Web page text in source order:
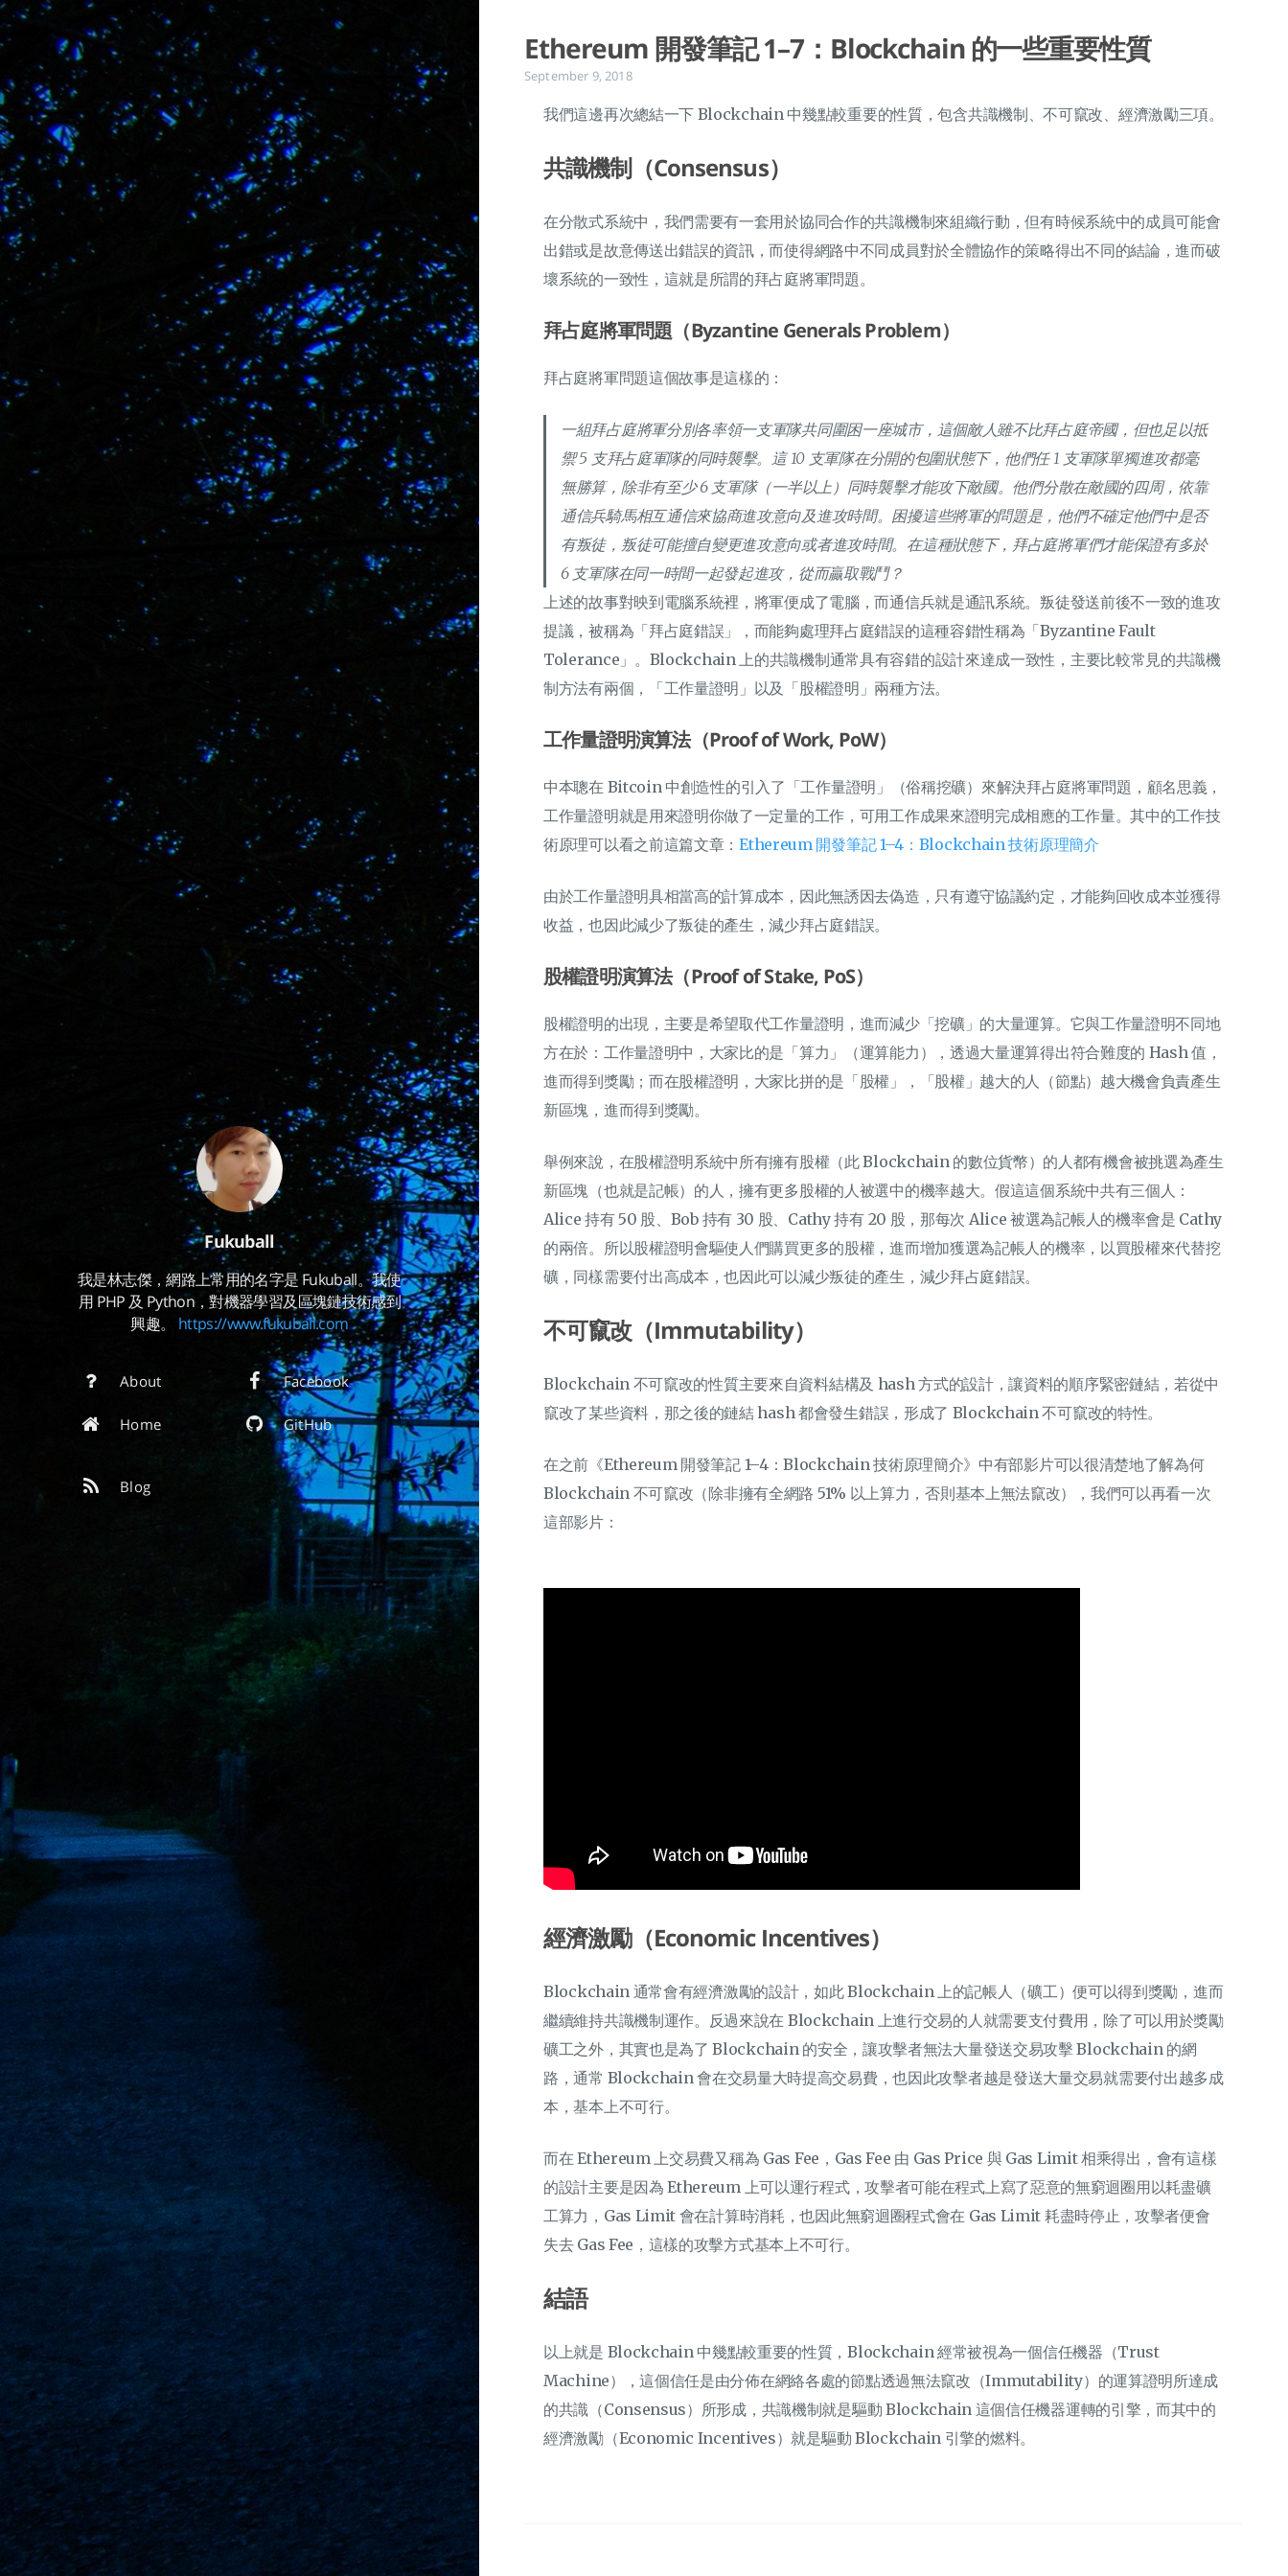
Fukuball
我是林志傑，網路上常用的名字是 Fukuball。我使
用 PHP 及 Python，對機器學習及區塊鏈技術感到
興趣。 https://www.fukuball.com
About
Home
Facebook
GitHub
Blog
Ethereum 開發筆記 1–7：Blockchain 的一些重要性質
September 9, 2018
我們這邊再次總結一下 Blockchain 中幾點較重要的性質，包含共識機制、不可竄改、經濟激勵三項。
共識機制（Consensus）
在分散式系統中，我們需要有一套用於協同合作的共識機制來組織行動，但有時候系統中的成員可能會
出錯或是故意傳送出錯誤的資訊，而使得網路中不同成員對於全體協作的策略得出不同的結論，進而破
壞系統的一致性，這就是所謂的拜占庭將軍問題。
拜占庭將軍問題（Byzantine Generals Problem）
拜占庭將軍問題這個故事是這樣的：
一組拜占庭將軍分別各率領一支軍隊共同圍困一座城市，這個敵人雖不比拜占庭帝國，但也足以抵
禦 5 支拜占庭軍隊的同時襲擊。這 10 支軍隊在分開的包圍狀態下，他們任 1 支軍隊單獨進攻都毫
無勝算，除非有至少 6 支軍隊（一半以上）同時襲擊才能攻下敵國。他們分散在敵國的四周，依靠
通信兵騎馬相互通信來協商進攻意向及進攻時間。困擾這些將軍的問題是，他們不確定他們中是否
有叛徒，叛徒可能擅自變更進攻意向或者進攻時間。在這種狀態下，拜占庭將軍們才能保證有多於
6 支軍隊在同一時間一起發起進攻，從而贏取戰鬥？
上述的故事對映到電腦系統裡，將軍便成了電腦，而通信兵就是通訊系統。叛徒發送前後不一致的進攻
提議，被稱為「拜占庭錯誤」，而能夠處理拜占庭錯誤的這種容錯性稱為「Byzantine Fault
Tolerance」。Blockchain 上的共識機制通常具有容錯的設計來達成一致性，主要比較常見的共識機
制方法有兩個，「工作量證明」以及「股權證明」兩種方法。
工作量證明演算法（Proof of Work, PoW）
中本聰在 Bitcoin 中創造性的引入了「工作量證明」（俗稱挖礦）來解決拜占庭將軍問題，顧名思義，
工作量證明就是用來證明你做了一定量的工作，可用工作成果來證明完成相應的工作量。其中的工作技
術原理可以看之前這篇文章：Ethereum 開發筆記 1–4：Blockchain 技術原理簡介
由於工作量證明具相當高的計算成本，因此無誘因去偽造，只有遵守協議約定，才能夠回收成本並獲得
收益，也因此減少了叛徒的產生，減少拜占庭錯誤。
股權證明演算法（Proof of Stake, PoS）
股權證明的出現，主要是希望取代工作量證明，進而減少「挖礦」的大量運算。它與工作量證明不同地
方在於：工作量證明中，大家比的是「算力」（運算能力），透過大量運算得出符合難度的 Hash 值，
進而得到獎勵；而在股權證明，大家比拼的是「股權」，「股權」越大的人（節點）越大機會負責產生
新區塊，進而得到獎勵。
舉例來說，在股權證明系統中所有擁有股權（此 Blockchain 的數位貨幣）的人都有機會被挑選為產生
新區塊（也就是記帳）的人，擁有更多股權的人被選中的機率越大。假這這個系統中共有三個人：
Alice 持有 50 股、Bob 持有 30 股、Cathy 持有 20 股，那每次 Alice 被選為記帳人的機率會是 Cathy
的兩倍。所以股權證明會驅使人們購買更多的股權，進而增加獲選為記帳人的機率，以買股權來代替挖
礦，同樣需要付出高成本，也因此可以減少叛徒的產生，減少拜占庭錯誤。
不可竄改（Immutability）
Blockchain 不可竄改的性質主要來自資料結構及 hash 方式的設計，讓資料的順序緊密鏈結，若從中
竄改了某些資料，那之後的鏈結 hash 都會發生錯誤，形成了 Blockchain 不可竄改的特性。
在之前《Ethereum 開發筆記 1–4：Blockchain 技術原理簡介》中有部影片可以很清楚地了解為何
Blockchain 不可竄改（除非擁有全網路 51% 以上算力，否則基本上無法竄改），我們可以再看一次
這部影片：
經濟激勵（Economic Incentives）
Blockchain 通常會有經濟激勵的設計，如此 Blockchain 上的記帳人（礦工）便可以得到獎勵，進而
繼續維持共識機制運作。反過來說在 Blockchain 上進行交易的人就需要支付費用，除了可以用於獎勵
礦工之外，其實也是為了 Blockchain 的安全，讓攻擊者無法大量發送交易攻擊 Blockchain 的網
路，通常 Blockchain 會在交易量大時提高交易費，也因此攻擊者越是發送大量交易就需要付出越多成
本，基本上不可行。
而在 Ethereum 上交易費又稱為 Gas Fee，Gas Fee 由 Gas Price 與 Gas Limit 相乘得出，會有這樣
的設計主要是因為 Ethereum 上可以運行程式，攻擊者可能在程式上寫了惡意的無窮迴圈用以耗盡礦
工算力，Gas Limit 會在計算時消耗，也因此無窮迴圈程式會在 Gas Limit 耗盡時停止，攻擊者便會
失去 Gas Fee，這樣的攻擊方式基本上不可行。
結語
以上就是 Blockchain 中幾點較重要的性質，Blockchain 經常被視為一個信任機器（Trust
Machine），這個信任是由分佈在網絡各處的節點透過無法竄改（Immutability）的運算證明所達成
的共識（Consensus）所形成，共識機制就是驅動 Blockchain 這個信任機器運轉的引擎，而其中的
經濟激勵（Economic Incentives）就是驅動 Blockchain 引擎的燃料。